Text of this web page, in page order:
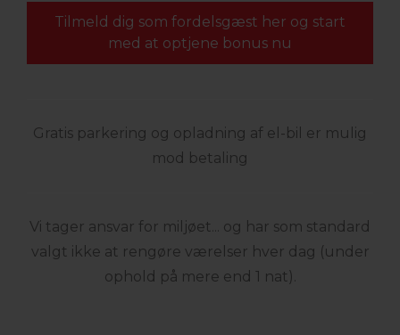
Tilmeld dig som fordelsgæst her og start
med at optjene bonus nu
Gratis parkering og opladning af el-bil er mulig
mod betaling
Vi tager ansvar for miljøet... og har som standard
valgt ikke at rengøre værelser hver dag (under
ophold på mere end 1 nat).